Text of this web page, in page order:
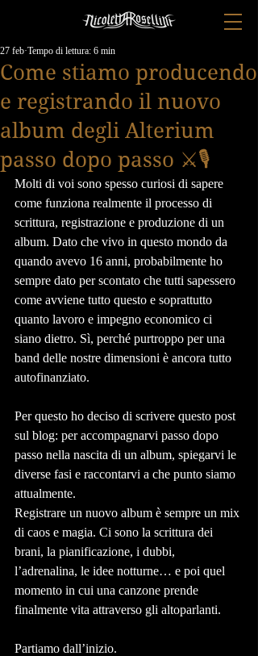
Come stiamo producendo
e registrando il nuovo
album degli Alterium
passo dopo passo ⚔️🎙️
27 feb Tempo di lettura: 6 min
Molti di voi sono spesso curiosi di sapere
come funziona realmente il processo di
scrittura, registrazione e produzione di un
album. Dato che vivo in questo mondo da
quando avevo 16 anni, probabilmente ho
sempre dato per scontato che tutti sapessero
come avviene tutto questo e soprattutto
quanto lavoro e impegno economico ci
siano dietro. Sì, perché purtroppo per una
band delle nostre dimensioni è ancora tutto
autofinanziato.
Per questo ho deciso di scrivere questo post
sul blog: per accompagnarvi passo dopo
passo nella nascita di un album, spiegarvi le
diverse fasi e raccontarvi a che punto siamo
attualmente.
Registrare un nuovo album è sempre un mix
di caos e magia. Ci sono la scrittura dei
brani, la pianificazione, i dubbi,
l’adrenalina, le idee notturne… e poi quel
momento in cui una canzone prende
finalmente vita attraverso gli altoparlanti.
Partiamo dall’inizio.